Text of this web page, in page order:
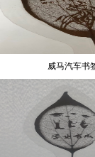
威马汽车书